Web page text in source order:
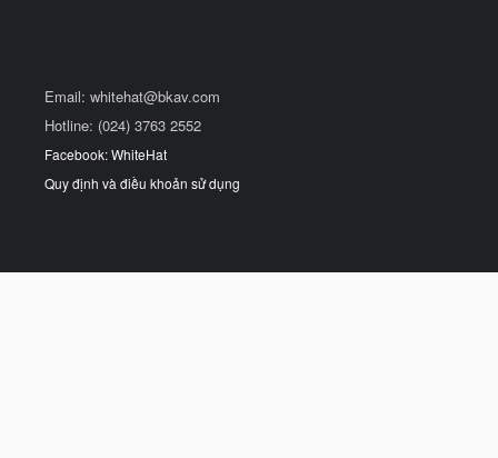
Email: whitehat@bkav.com
Hotline: (024) 3763 2552
Facebook: WhiteHat
Quy định và điều khoản sử dụng